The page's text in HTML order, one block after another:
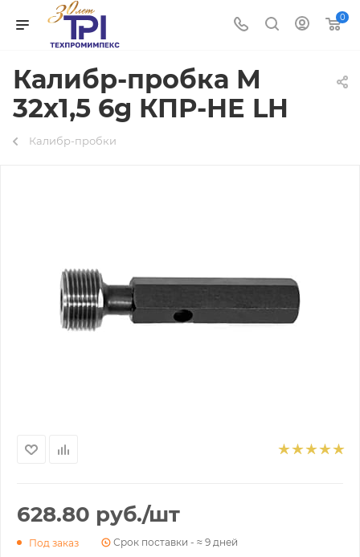
0
Калибр-пробка М
32х1,5 6g КПР-НЕ LH
Калибр-пробки
628.80 руб./шт
Под заказ Срок поставки - ≈ 9 дней